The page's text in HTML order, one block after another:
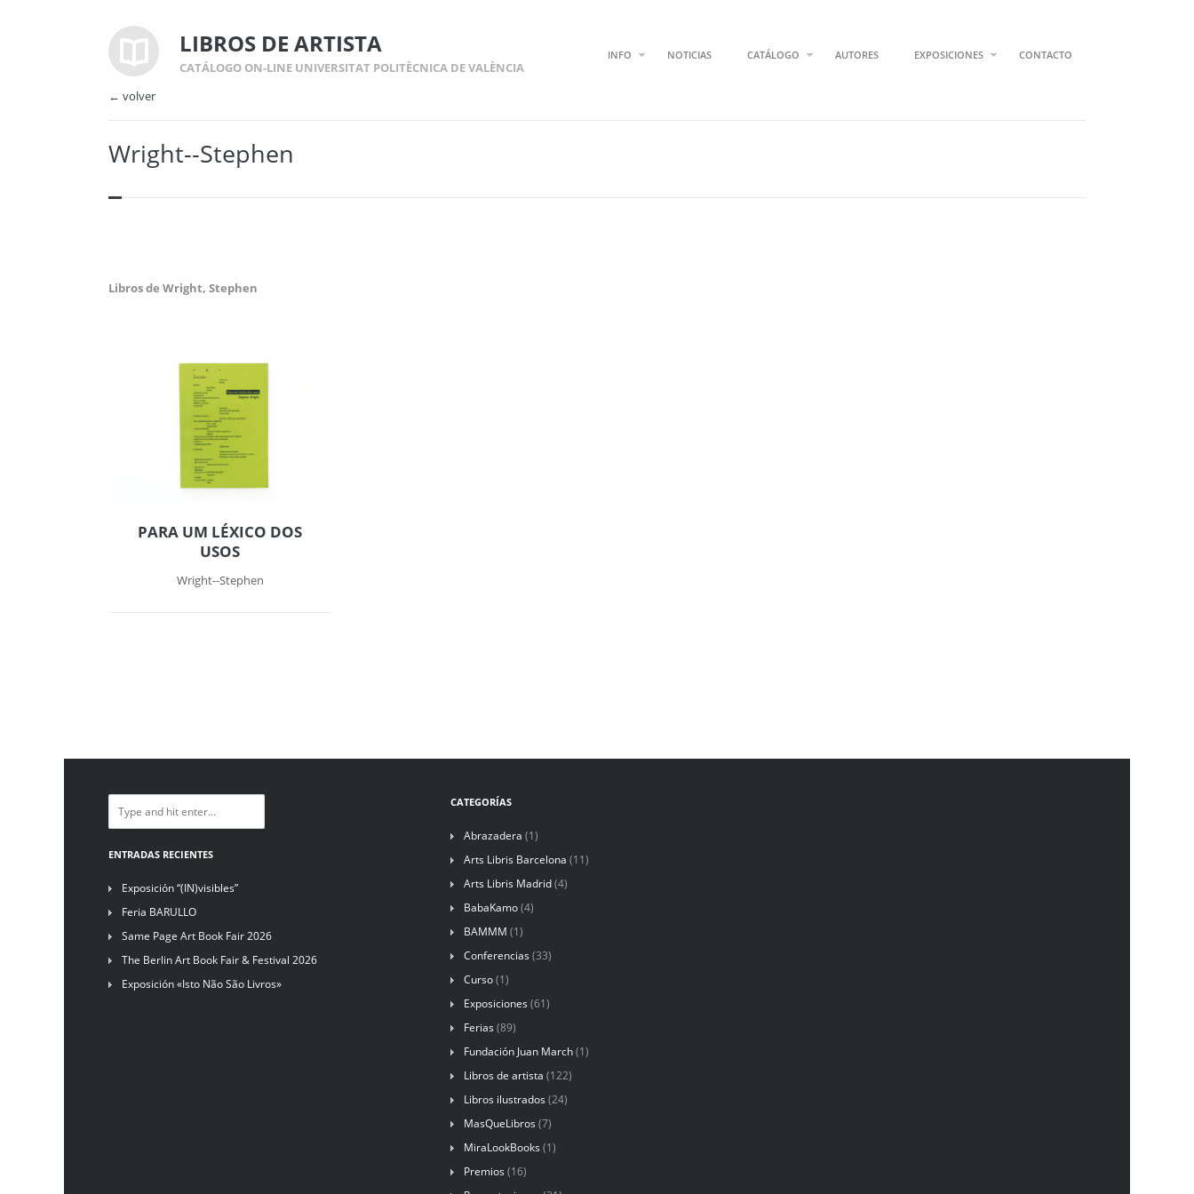
LIBROS DE ARTISTA
CATÁLOGO ON-LINE UNIVERSITAT POLITÈCNICA DE VALÈNCIA
INFO NOTICIAS CATÁLOGO AUTORES EXPOSICIONES CONTACTO
← volver
Wright--Stephen
Libros de Wright, Stephen
PARA UM LÉXICO DOS
USOS
Wright--Stephen
ENTRADAS RECIENTES
Exposición “(IN)visibles”
Feria BARULLO
Same Page Art Book Fair 2026
The Berlin Art Book Fair & Festival 2026
Exposición «Isto Não São Livros»
CATEGORÍAS
Abrazadera (1)
Arts Libris Barcelona (11)
Arts Libris Madrid(4)
BabaKamo(4)
BAMMM (1)
Conferencias (33)
Curso(1)
Exposiciones (61)
Ferias (89)
Fundación Juan March(1)
Libros de artista (122)
Libros ilustrados (24)
MasQueLibros (7)
MiraLookBooks (1)
Premios (16)